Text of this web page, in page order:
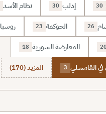
30 إدلب 30 نظام الأسد
26 الحوكمة 23 روسيا
المعارضة السورية 18
في القامشلي 3 المزيد (170)